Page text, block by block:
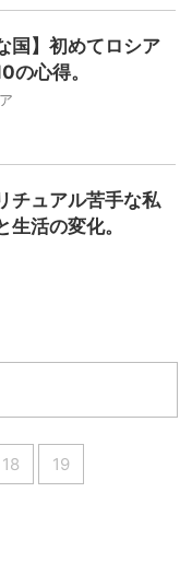
国】初めてロシア
の心得。
チュアル苦手な私
活の変化。
18 19